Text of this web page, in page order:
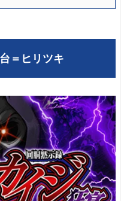
＝ヒリツキ